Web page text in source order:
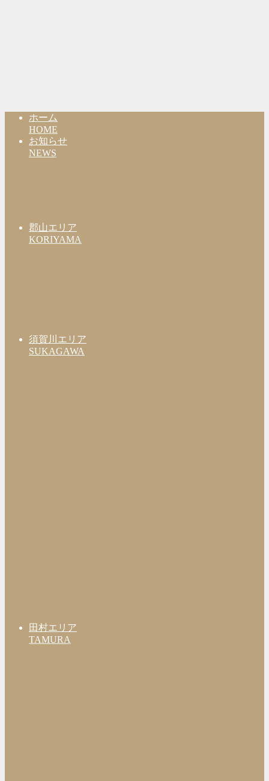
ホーム
HOME
お知らせ
NEWS
郡山エリア
KORIYAMA
須賀川エリア
SUKAGAWA
田村エリア
TAMURA